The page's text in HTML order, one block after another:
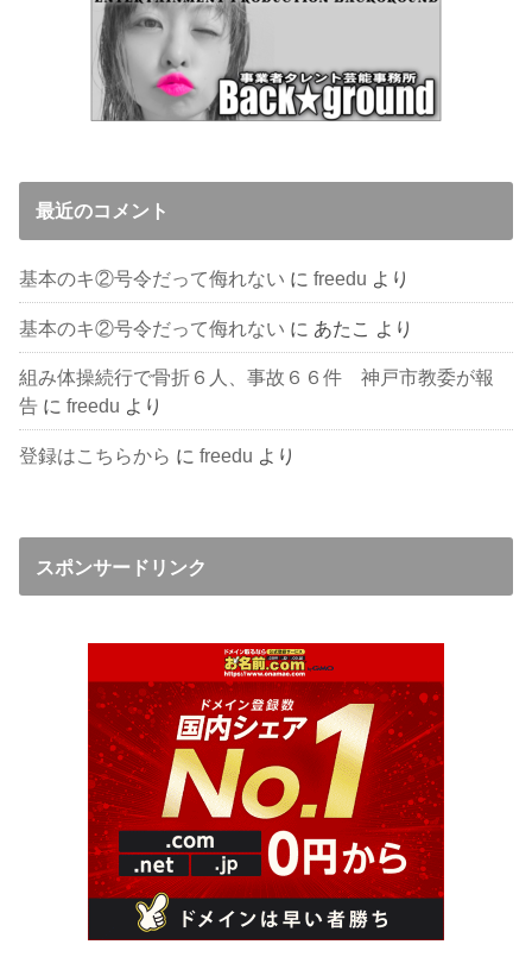
最近のコメント
基本のキ②号令だって侮れない にfreedu より
基本のキ②号令だって侮れない に あたこ より
組み体操続行で骨折６人、事故６６件 神戸市教委が報
告 にfreedu より
登録はこちらから にfreedu より
スポンサードリンク